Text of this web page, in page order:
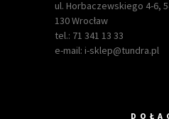
ul. Horbaczewskiego 4-6,
130 Wrocław
tel.: 71 341 13 33
e-mail: i-sklep@tundra.pl